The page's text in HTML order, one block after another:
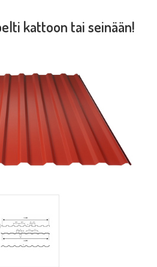
kattoon tai seinään!